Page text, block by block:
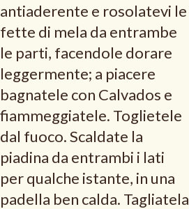
antiaderente e rosolatevi le
fette di mela da entrambe
le parti, facendole dorare
leggermente; a piacere
bagnatele con Calvados e
fiammeggiatele. Toglietele
dal fuoco. Scaldate la
piadina da entrambi i lati
per qualche istante, in una
padella ben calda. Tagliatela